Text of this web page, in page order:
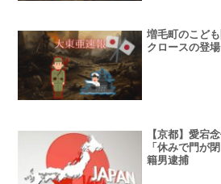
増毛町のこど
クロースの登
【京都】愛宕
「休みで門が
籍男逮捕